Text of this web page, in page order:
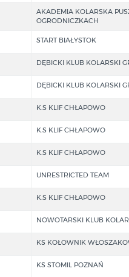
AKADEMIA KOLARSKA
OGRODNICZKACH
START BIAŁYSTOK
DĘBICKI KLUB KOLARSKI
DĘBICKI KLUB KOLARSKI
K.S KLIF CHŁAPOWO
K.S KLIF CHŁAPOWO
K.S KLIF CHŁAPOWO
UNRESTRICTED TEAM
K.S KLIF CHŁAPOWO
NOWOTARSKI KLUB
KS KOŁOWNIK
KS STOMIL POZNAŃ